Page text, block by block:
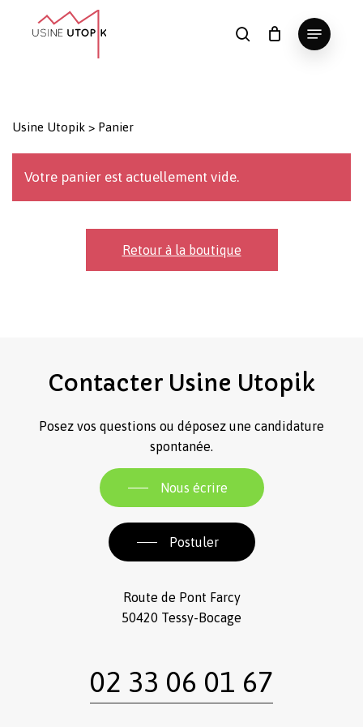
search
Menu
Usine Utopik > Panier
Votre panier est actuellement vide.
Retour à la boutique
Contacter Usine Utopik
Posez vos questions ou déposez une candidature
spontanée.
Nous écrire
Postuler
Route de Pont Farcy
50420 Tessy-Bocage
02 33 06 01 67
Close